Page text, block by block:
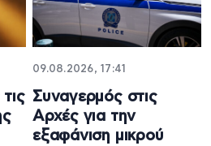
09.08.2026, 17:41
Συναγερμός στις
Αρχές για την
εξαφάνιση μικρού